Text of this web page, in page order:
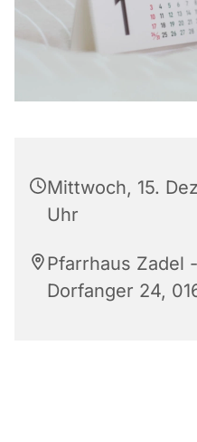
Mittwoch, 15.
Uhr
Pfarrhaus Zadel
Dorfanger 24,